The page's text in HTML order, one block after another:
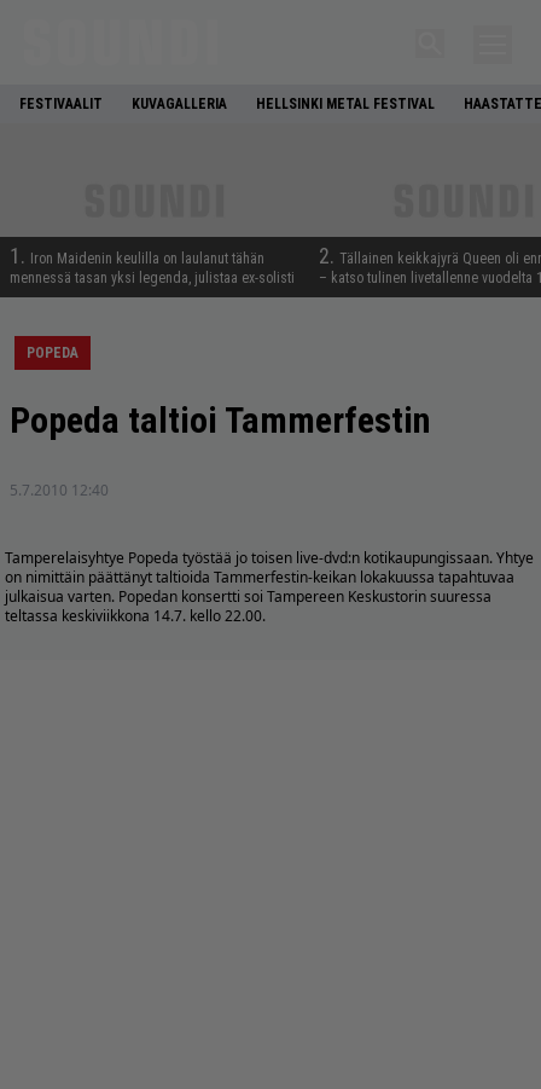
FESTIVAALIT KUVAGALLERIA HELLSINKI METAL FESTIVAL
1.
Iron Maidenin keulilla on laulanut tähän
mennessä tasan yksi legenda, julistaa ex-solisti
2. Tällainen keikkajyrä Queen oli
– katso tulinen livetallenne vuodelta
POPEDA
Popeda taltioi Tammerfestin
5.7.2010 12:40
Tamperelaisyhtye Popeda työstää jo toisen live-dvd:n kotikaupungissaan. Yhtye
on nimittäin päättänyt taltioida Tammerfestin-keikan lokakuussa tapahtuvaa
julkaisua varten. Popedan konsertti soi Tampereen Keskustorin suuressa
teltassa keskiviikkona 14.7. kello 22.00.